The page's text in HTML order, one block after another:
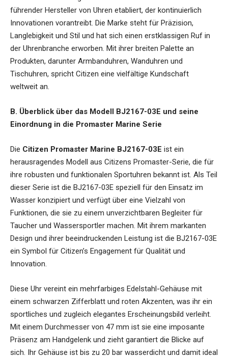
führender Hersteller von Uhren etabliert, der kontinuierlich
Innovationen vorantreibt. Die Marke steht für Präzision,
Langlebigkeit und Stil und hat sich einen erstklassigen Ruf in
der Uhrenbranche erworben. Mit ihrer breiten Palette an
Produkten, darunter Armbanduhren, Wanduhren und
Tischuhren, spricht Citizen eine vielfältige Kundschaft
weltweit an.
B. Überblick über das Modell BJ2167-03E und seine
Einordnung in die Promaster Marine Serie
Die Citizen Promaster Marine BJ2167-03E ist ein
herausragendes Modell aus Citizens Promaster-Serie, die für
ihre robusten und funktionalen Sportuhren bekannt ist. Als Teil
dieser Serie ist die BJ2167-03E speziell für den Einsatz im
Wasser konzipiert und verfügt über eine Vielzahl von
Funktionen, die sie zu einem unverzichtbaren Begleiter für
Taucher und Wassersportler machen. Mit ihrem markanten
Design und ihrer beeindruckenden Leistung ist die BJ2167-03E
ein Symbol für Citizen’s Engagement für Qualität und
Innovation.
Diese Uhr vereint ein mehrfarbiges Edelstahl-Gehäuse mit
einem schwarzen Zifferblatt und roten Akzenten, was ihr ein
sportliches und zugleich elegantes Erscheinungsbild verleiht.
Mit einem Durchmesser von 47 mm ist sie eine imposante
Präsenz am Handgelenk und zieht garantiert die Blicke auf
sich. Ihr Gehäuse ist bis zu 20 bar wasserdicht und damit ideal